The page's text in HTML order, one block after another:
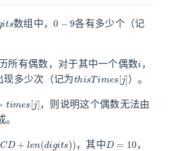
数组中，
各有多少个（记
所有偶数，对于其中一个偶数 ，
现多少次（记为
hisTi e [j]
）。
，则说明这个偶数无法由
，其中 ，